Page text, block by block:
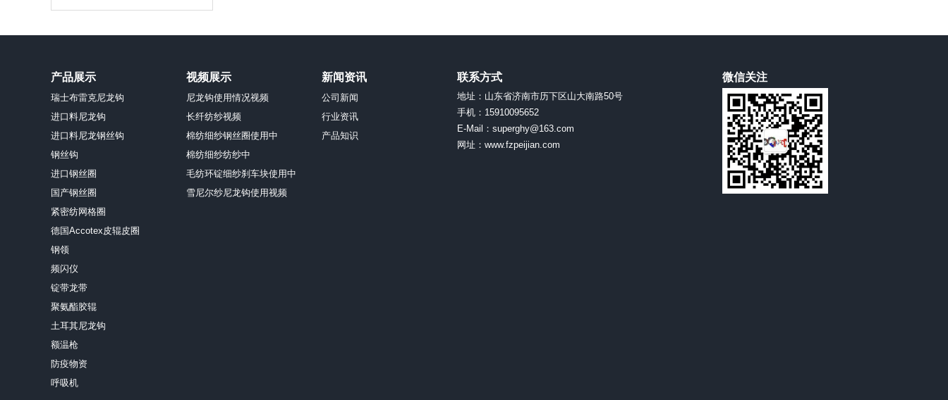
产品展示
瑞士布雷克尼龙钩
进口料尼龙钩
进口料尼龙钢丝钩
钢丝钩
进口钢丝圈
国产钢丝圈
紧密纺网格圈
德国Accotex皮辊皮圈
钢领
频闪仪
锭带龙带
聚氨酯胶辊
土耳其尼龙钩
额温枪
防疫物资
呼吸机
视频展示
尼龙钩使用情况视频
长纤纺纱视频
棉纺细纱钢丝圈使用中
棉纺细纱纺纱中
毛纺环锭细纱刹车块使用中
雪尼尔纱尼龙钩使用视频
新闻资讯
公司新闻
行业资讯
产品知识
联系方式
地址：山东省济南市历下区山大南路50号
手机：15910095652
E-Mail：superghy@163.com
网址：www.fzpeijian.com
微信关注